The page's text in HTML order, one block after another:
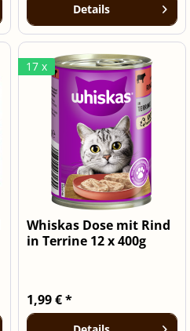
Details
17 x
Whiskas Dose mit Rind
in Terrine 12 x 400g
1,99 € *